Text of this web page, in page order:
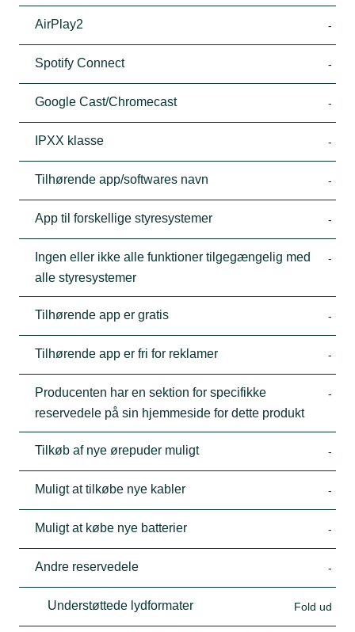
AirPlay2 -
Spotify Connect -
Google Cast/Chromecast -
IPXX klasse -
Tilhørende app/softwares navn -
App til forskellige styresystemer -
Ingen eller ikke alle funktioner tilgegængelig med
alle styresystemer
-
Tilhørende app er gratis -
Tilhørende app er fri for reklamer -
Producenten har en sektion for specifikke
reservedele på sin hjemmeside for dette produkt
-
Tilkøb af nye ørepuder muligt -
Muligt at tilkøbe nye kabler -
Muligt at købe nye batterier -
Andre reservedele -
Understøttede lydformater Fold ud